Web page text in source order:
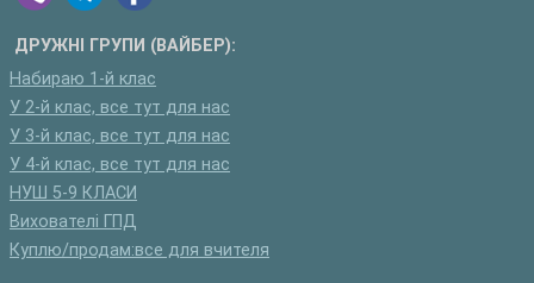
ДРУЖНІ ГРУПИ (ВАЙБЕР):
Набираю 1-й клас
У 2-й клас, все тут для нас
У 3-й клас, все тут для нас
У 4-й клас, все тут для нас
НУШ 5-9 КЛАСИ
Вихователі ГПД
Куплю/продам:все для вчителя